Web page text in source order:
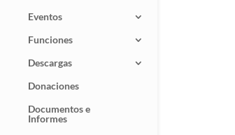
Eventos
Funciones
Descargas
Donaciones
Documentos e
Informes